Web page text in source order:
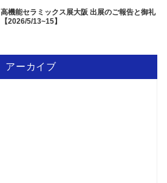
高機能セラミックス展大阪 出展のご報告と御礼
【2026/5/13~15】
アーカイブ